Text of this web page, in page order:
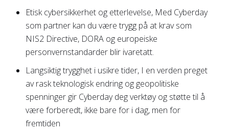
Etisk cybersikkerhet og etterlevelse, Med Cyberday
som partner kan du være trygg på at krav som
NIS2 Directive, DORA og europeiske
personvernstandarder blir ivaretatt.
Langsiktig trygghet i usikre tider, I en verden preget
av rask teknologisk endring og geopolitiske
spenninger gir Cyberday deg verktøy og støtte til å
være forberedt, ikke bare for i dag, men for
fremtiden